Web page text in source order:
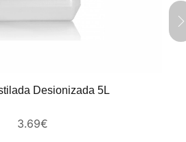
Desionizada 5L
3.69€